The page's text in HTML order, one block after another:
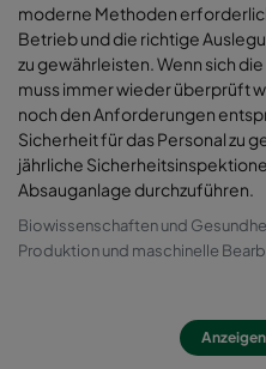
moderne Methoden
Betrieb und die richtige
zu gewährleisten. Wenn sich
muss immer wieder überprüft
noch den Anforderungen
Sicherheit für das Personal zu
jährliche
Absauganlage durchzuführen.
Biowissenschaften und
Produktion und maschinelle
Anzeigen